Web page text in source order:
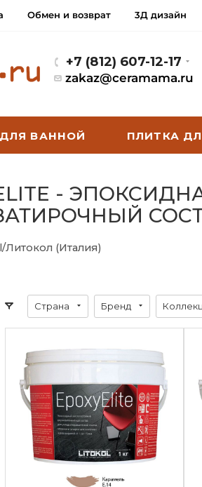
Обмен и возврат 3Д дизайн
+7 (812) 607-12-17
zakaz@ceramama.ru
ВАННОЙ ПЛИТКА
-
Литокол (Италия)
Страна Бренд